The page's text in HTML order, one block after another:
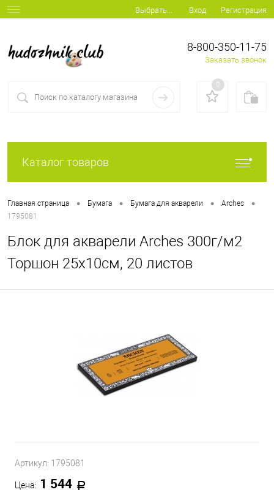
Выбрать... Вход Регистрация
8-800-350-11-75
Заказать звонок
0
Каталог товаров
Главная страница • Бумага • Бумага для акварели • Arches •
1795081
Блок для акварели Arches 300г/м2
Торшон 25x10см, 20 листов
Артикул: 1795081
Цена: 1 544